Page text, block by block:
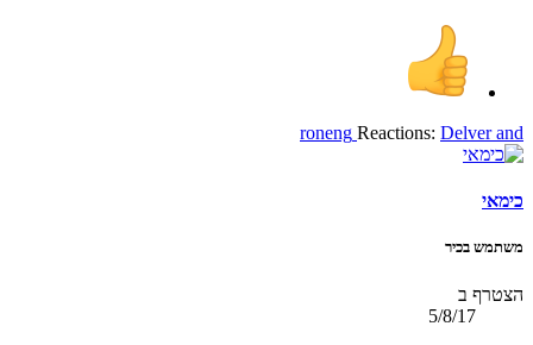
Reactions: Delverand
roneng
כימאי
משתמש בכיר
הצטרף ב
5/8/17